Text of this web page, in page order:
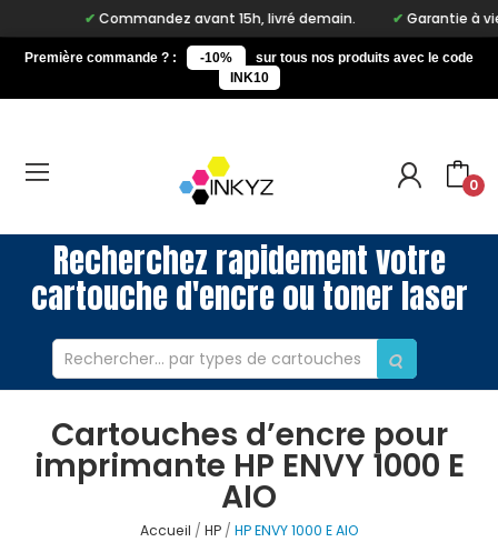
Commandez avant 15h, livré demain. Garantie à vie
Première commande ? : -10%
sur tous nos produits avec le code
INK10
0
Recherchez rapidement votre
cartouche d'encre ou toner laser
Cartouches d’encre pour
imprimante HP ENVY 1000 E
AIO
Accueil HP HP ENVY 1000 E AIO